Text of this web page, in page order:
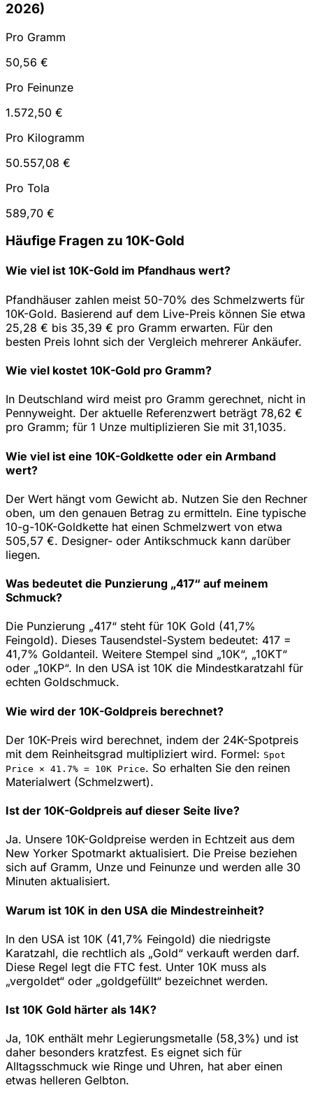
2026)
Pro Gramm
50,56 €
Pro Feinunze
1.572,50 €
Pro Kilogramm
50.557,08 €
Pro Tola
589,70 €
Häufige Fragen zu 10K-Gold
Wie viel ist 10K-Gold im Pfandhaus wert?
Pfandhäuser zahlen meist 50-70% des Schmelzwerts für
10K-Gold. Basierend auf dem Live-Preis können Sie etwa
25,28 € bis 35,39 € pro Gramm erwarten. Für den
besten Preis lohnt sich der Vergleich mehrerer Ankäufer.
Wie viel kostet 10K-Gold pro Gramm?
In Deutschland wird meist pro Gramm gerechnet, nicht in
Pennyweight. Der aktuelle Referenzwert beträgt 78,62 €
pro Gramm; für 1 Unze multiplizieren Sie mit 31,1035.
Wie viel ist eine 10K-Goldkette oder ein Armband
wert?
Der Wert hängt vom Gewicht ab. Nutzen Sie den Rechner
oben, um den genauen Betrag zu ermitteln. Eine typische
10-g-10K-Goldkette hat einen Schmelzwert von etwa
505,57 €. Designer- oder Antikschmuck kann darüber
liegen.
Was bedeutet die Punzierung „417“ auf meinem
Schmuck?
Die Punzierung „417“ steht für 10K Gold (41,7%
Feingold). Dieses Tausendstel-System bedeutet: 417 =
41,7% Goldanteil. Weitere Stempel sind „10K“, „10KT“
oder „10KP“. In den USA ist 10K die Mindestkaratzahl für
echten Goldschmuck.
Wie wird der 10K-Goldpreis berechnet?
Der 10K-Preis wird berechnet, indem der 24K-Spotpreis
mit dem Reinheitsgrad multipliziert wird. Formel: Spot
Price × 41.7% = 10K Price. So erhalten Sie den reinen
Materialwert (Schmelzwert).
Ist der 10K-Goldpreis auf dieser Seite live?
Ja. Unsere 10K-Goldpreise werden in Echtzeit aus dem
New Yorker Spotmarkt aktualisiert. Die Preise beziehen
sich auf Gramm, Unze und Feinunze und werden alle 30
Minuten aktualisiert.
Warum ist 10K in den USA die Mindestreinheit?
In den USA ist 10K (41,7% Feingold) die niedrigste
Karatzahl, die rechtlich als „Gold“ verkauft werden darf.
Diese Regel legt die FTC fest. Unter 10K muss als
„vergoldet“ oder „goldgefüllt“ bezeichnet werden.
Ist 10K Gold härter als 14K?
Ja, 10K enthält mehr Legierungsmetalle (58,3%) und ist
daher besonders kratzfest. Es eignet sich für
Alltagsschmuck wie Ringe und Uhren, hat aber einen
etwas helleren Gelbton.